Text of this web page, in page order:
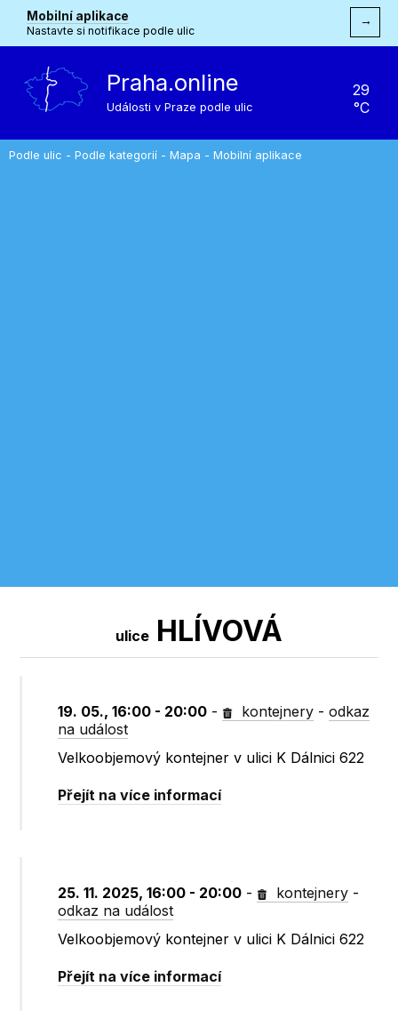
Mobilní aplikace
Nastavte si notifikace podle ulic
→
Praha.online
Události v Praze podle ulic
29
°C
Podle ulic - Podle kategorií - Mapa - Mobilní aplikace
ulice HLÍVOVÁ
19. 05., 16:00 - 20:00 - kontejnery -odkaz
na událost
Velkoobjemový kontejner v ulici K Dálnici 622
Přejít na více informací
25. 11. 2025, 16:00 - 20:00 - kontejnery -
odkaz na událost
Velkoobjemový kontejner v ulici K Dálnici 622
Přejít na více informací